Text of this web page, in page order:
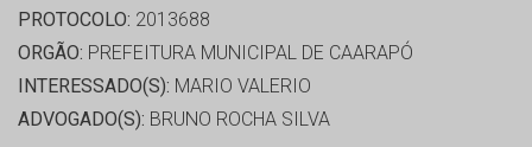
PROTOCOLO: 2013688
ORGÃO: PREFEITURA MUNICIPAL DE CAARAPÓ
INTERESSADO(S): MARIO VALERIO
ADVOGADO(S): BRUNO ROCHA SILVA